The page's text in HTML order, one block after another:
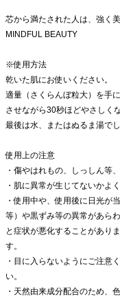
芯から満たされた人は、強く美
MINDFUL BEAUTY
※使用方法
乾いた肌にお使いください。
適量（さくらんぼ粒大）を手
させながら30秒ほどやさしく
最後は水、またはぬるま湯で
使用上の注意
・傷やはれもの、しっしん等
・肌に異常が生じてないかよ
・使用中や、使用後に日光が
等）や黒ずみ等の異常があら
と症状が悪化することがあり
す。
・目に入らないようにご注意
い。
・天然由来成分配合のため、